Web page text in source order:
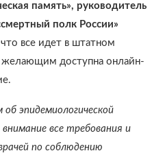
память», руководитель
полк России»
все идет в штатном
доступна онлайн-
эпидемиологической
все требования и
по соблюдению